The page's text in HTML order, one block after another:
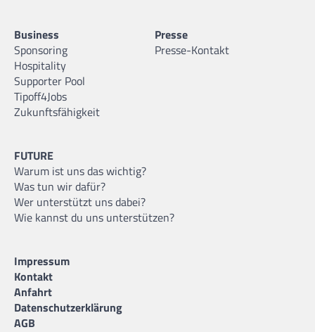
Business
Sponsoring
Hospitality
Supporter Pool
Tipoff4Jobs
Zukunftsfähigkeit
Presse
Presse-Kontakt
FUTURE
Warum ist uns das wichtig?
Was tun wir dafür?
Wer unterstützt uns dabei?
Wie kannst du uns unterstützen?
Impressum
Kontakt
Anfahrt
Datenschutzerklärung
AGB